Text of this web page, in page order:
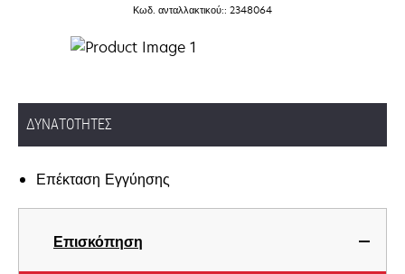
Κωδ. ανταλλακτικού:: 2348064
ΔΥΝΑΤΌΤΗΤΕΣ
Επέκταση Εγγύησης
Επισκόπηση